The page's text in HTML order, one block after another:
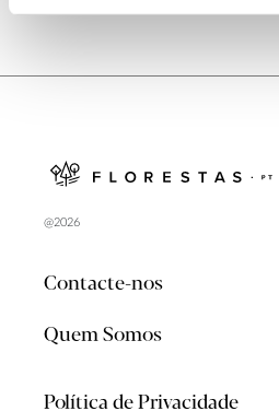
@2026
Contacte-nos
Quem Somos
Política de Privacidade